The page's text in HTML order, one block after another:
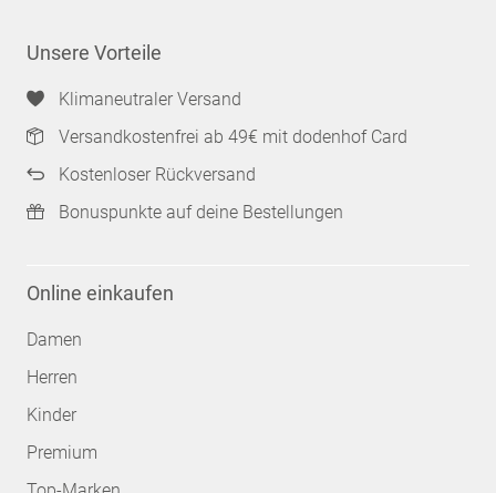
Unsere Vorteile
Klimaneutraler Versand
Versandkostenfrei ab 49€ mit dodenhof Card
Kostenloser Rückversand
Bonuspunkte auf deine Bestellungen
Online einkaufen
Damen
Herren
Kinder
Premium